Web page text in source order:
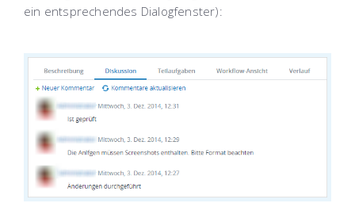
ein entsprechendes Dialogfenster):